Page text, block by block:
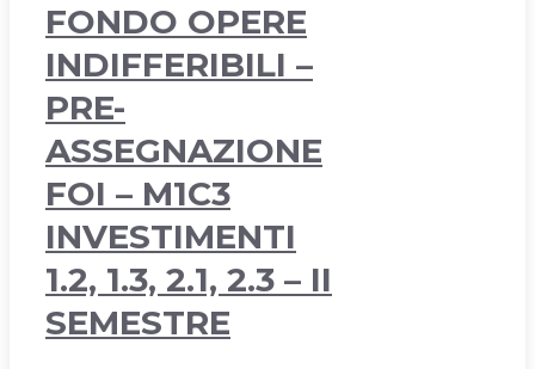
FONDO OPERE
INDIFFERIBILI –
PRE-
ASSEGNAZIONE
FOI – M1C3
INVESTIMENTI
1.2, 1.3, 2.1, 2.3 – II
SEMESTRE